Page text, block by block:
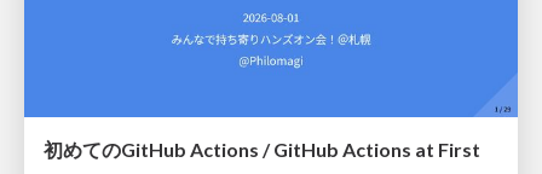
初めてのGitHub Actions / GitHub Actions at First